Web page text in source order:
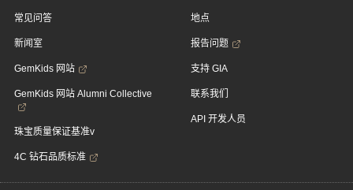
常见问答
新闻室
GemKids 网站
GemKids 网站 Alumni Collective
珠宝质量保证基准v
4C 钻石品质标准
地点
报告问题
支持 GIA
联系我们
API 开发人员